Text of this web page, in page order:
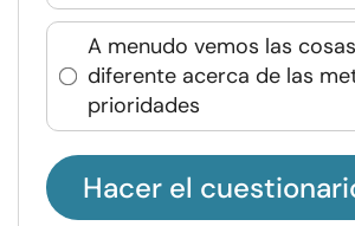
A menudo vemos las
diferente acerca de las
prioridades
Hacer el